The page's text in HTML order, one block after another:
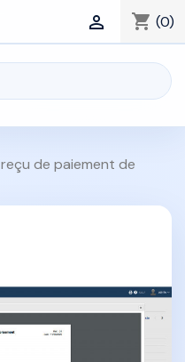
shopping_cart (0)

reçu de paiement de